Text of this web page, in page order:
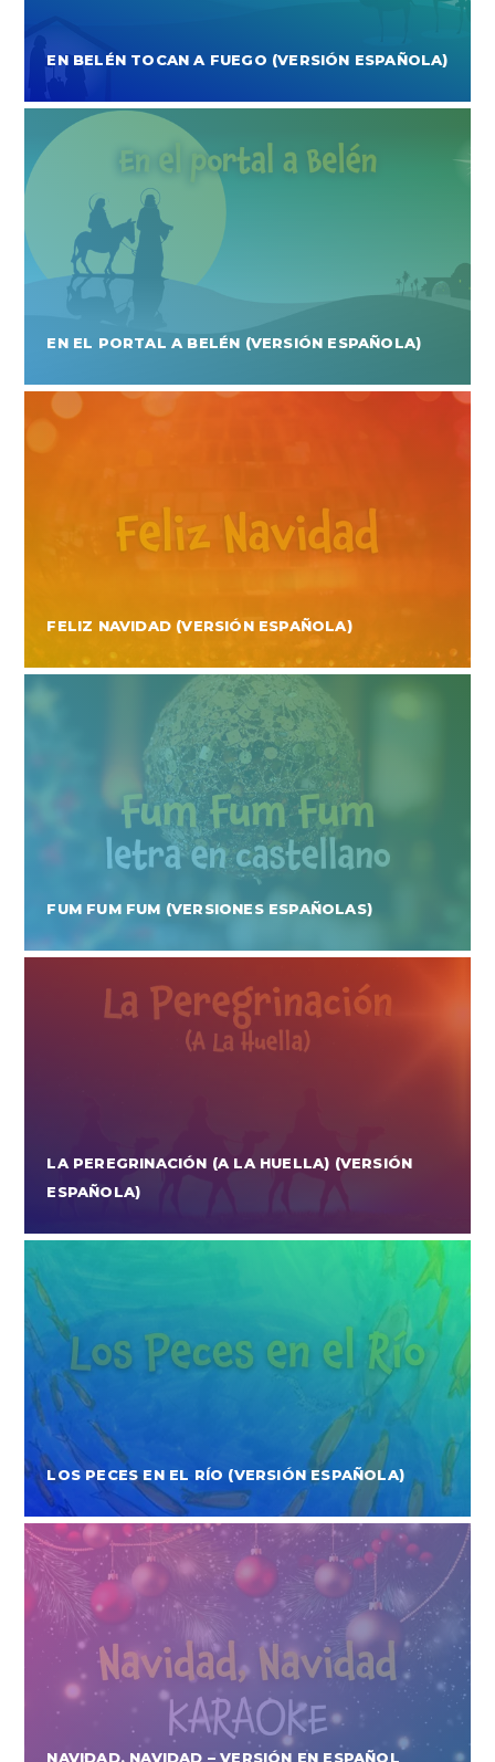
EN BELÉN TOCAN A FUEGO (VERSIÓN ESPAÑOLA)
EN EL PORTAL A BELÉN (VERSIÓN ESPAÑOLA)
FELIZ NAVIDAD (VERSIÓN ESPAÑOLA)
FUM FUM FUM (VERSIONES ESPAÑOLAS)
LA PEREGRINACIÓN (A LA HUELLA) (VERSIÓN
ESPAÑOLA)
LOS PECES EN EL RÍO (VERSIÓN ESPAÑOLA)
NAVIDAD, NAVIDAD – VERSIÓN EN ESPAÑOL